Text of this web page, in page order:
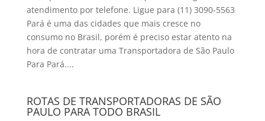
atendimento por telefone. Ligue para (11) 3090-5563
Pará é uma das cidades que mais cresce no
consumo no Brasil, porém é preciso estar atento na
hora de contratar uma Transportadora de São Paulo
Para Pará....
ROTAS DE TRANSPORTADORAS DE SÃO
PAULO PARA TODO BRASIL